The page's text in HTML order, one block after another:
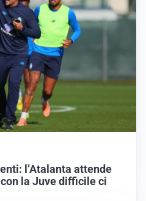
l’Atalanta attende
la Juve difficile ci